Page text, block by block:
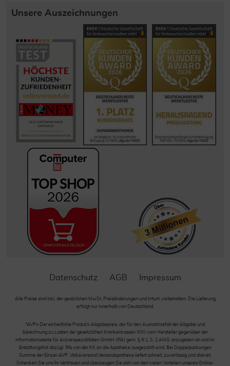
Unsere Auszeichnungen
Datenschutz AGB Impressum
Alle Preise sind inkl. der gestzlichen MwSt. Preisänderungen und Irrtum vorbehalten. Die Lieferung
erfolgt nur innerhalb von Deutschland.
*AVP= Der einheitliche Produkt-Abgabepreis, der für den Ausnahmefall der Abgabe und
Abrechnung zu Lasten der gesetzlichen Krankenkassen (KK) vom Hersteller gegenüber der
Informationsstelle für Arzneispezialitäten GmbH (IFA) gem. § III 1, S. 2 AMG anzugeben ist und im
Erstattungsfall abzügl. 5% von der KK an die Apotheke ausgezahlt wird. Bei Doppelpackungen
Summe der Einzel-AVP. Volksversand Versandapotheke liefert schnell, zuverlässig und diskret.
Schenken Sie uns Ihr Vertrauen und überzeugen Sie sich von den vielen Vorteilen unseres Online-